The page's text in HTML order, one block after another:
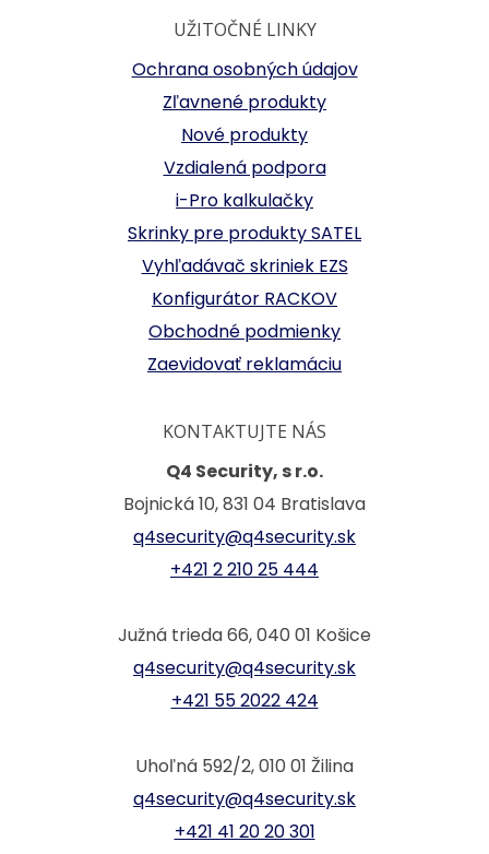
UŽITOČNÉ LINKY
Ochrana osobných údajov
Zľavnené produkty
Nové produkty
Vzdialená podpora
i-Pro kalkulačky
Skrinky pre produkty SATEL
Vyhľadávač skriniek EZS
Konfigurátor RACKOV
Obchodné podmienky
Zaevidovať reklamáciu
KONTAKTUJTE NÁS
Q4 Security, s r.o.
Bojnická 10, 831 04 Bratislava
q4security@q4security.sk
+421 2 210 25 444
Južná trieda 66, 040 01 Košice
q4security@q4security.sk
+421 55 2022 424
Uhoľná 592/2, 010 01 Žilina
q4security@q4security.sk
+421 41 20 20 301